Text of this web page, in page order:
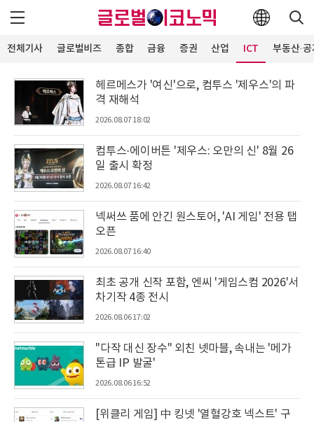
전체기사 글로벌비즈 종합 금융 증권 산업 ICT 부동산·
헤르메스가 '여신'으로, 컴투스 '제우스'의 파
격 재해석
2026.08.07 18:02
컴투스·에이버튼 '제우스: 오만의 신' 8월 26
일 출시 확정
2026.08.07 16:42
넥써쓰 품에 안긴 원스토어, 'AI 게임' 전용 탭
오픈
2026.08.07 16:40
최초 공개 신작 포함, 엔씨 '게임스컴 2026'서
차기작 4종 전시
2026.08.06 17:02
"다작 대신 장수" 외친 넷마블, 속내는 '메가
톤급 IP 발굴'
2026.08.06 16:52
[위클리 게임] 中 킹넷 '열혈강호 넥스트' 구